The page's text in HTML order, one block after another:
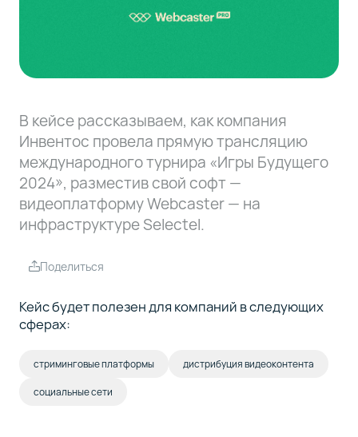
4
В кейсе рассказываем, как компания
Инвентос провела прямую трансляцию
международного турнира «Игры Будущего
2024», разместив свой софт —
видеоплатформу Webcaster — на
инфраструктуре Selectel.
Поделиться
Кейс будет полезен для компаний в следующих
сферах:
стриминговые платформы дистрибуция видеоконтента
социальные сети